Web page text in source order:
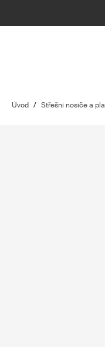
Úvod / Střešní nosiče a